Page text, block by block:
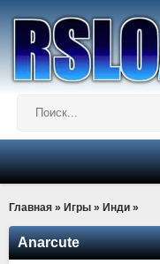
Главная » Игры » Инди »
Anarcute